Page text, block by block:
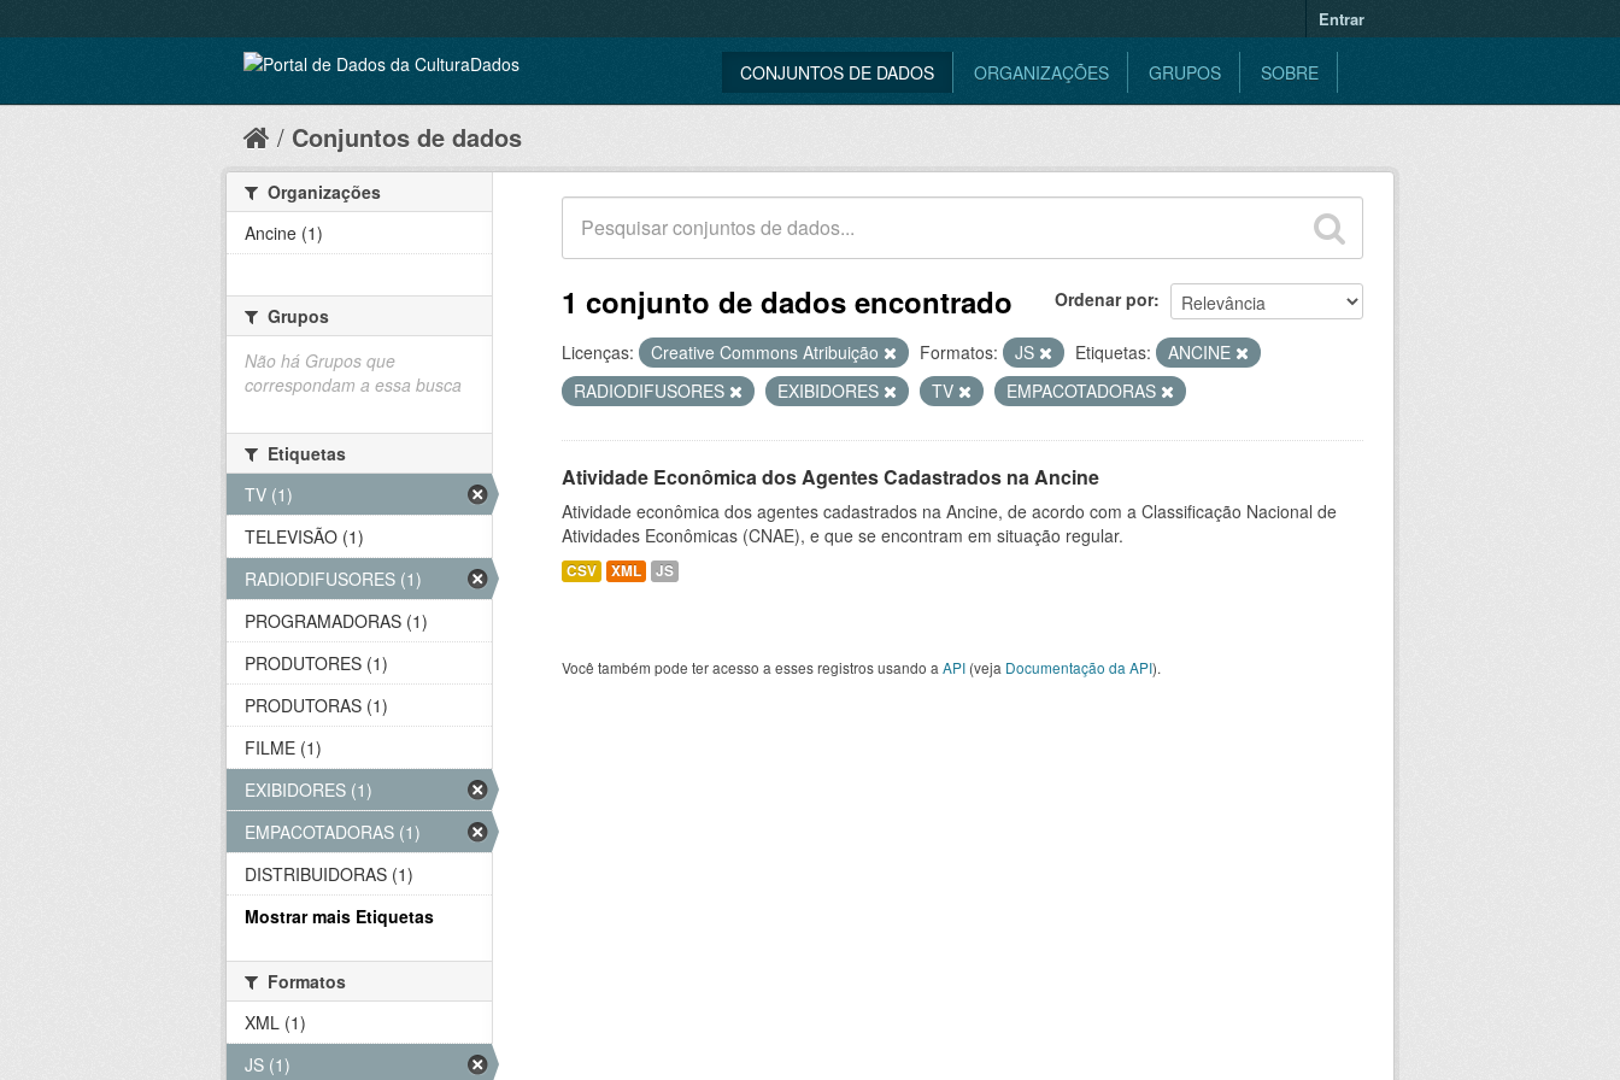
Entrar
CONJUNTOS DE DADOS ORGANIZAÇÕES GRUPOS SOBRE
Conjuntos de dados
Ordenar por
1 conjunto de dados encontrado
Licenças: Creative Commons Atribuição Formatos: JS Etiquetas:
ANCINE
RADIODIFUSORES
EXIBIDORES TV EMPACOTADORAS
Atividade Econômica dos Agentes Cadastrados na Ancine
Atividade econômica dos agentes cadastrados na Ancine, de acordo com a Classificação Nacional de
Atividades Econômicas (CNAE), e que se encontram em situação regular.
CSV XML JS
Você também pode ter acesso a esses registros usando a API (veja Documentação da API).
Organizações
Ancine (1)
Grupos
Não há Grupos que
correspondam a essa busca
Etiquetas
TV (1)
TELEVISÃO (1)
RADIODIFUSORES (1)
PROGRAMADORAS (1)
PRODUTORES (1)
PRODUTORAS (1)
FILME (1)
EXIBIDORES (1)
EMPACOTADORAS (1)
DISTRIBUIDORAS (1)
Mostrar mais Etiquetas
Formatos
XML (1)
JS (1)